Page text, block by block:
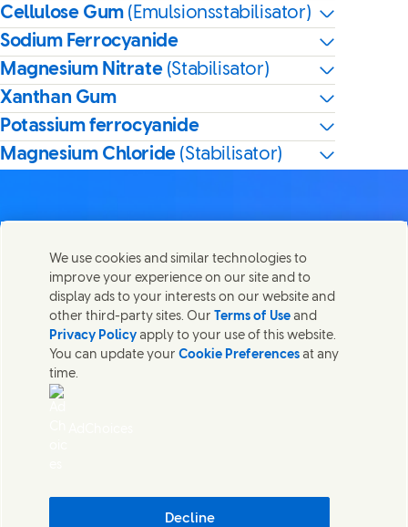
Cellulose Gum (Emulsionsstabilisator)
Sodium Ferrocyanide
Magnesium Nitrate (Stabilisator)
Xanthan Gum
Potassium ferrocyanide
Magnesium Chloride (Stabilisator)
Dela den här sidan.
Share this page on Facebook
Share this page on X
Share this page on Linked
Share this page on E-
Kontakta oss
Kontakta Unilever och specialiserade team eller hitta
kontakter runt om i världen.
Kontakta oss
Cosmetic ingredient database - European Commission
We use cookies and similar technologies to
improve your experience on our site and to
display ads to your interests on our website and
other third-party sites. Our Terms of Use and
Privacy Policy apply to your use of this website.
You can update yourCookie Preferences at any
time.
Decline